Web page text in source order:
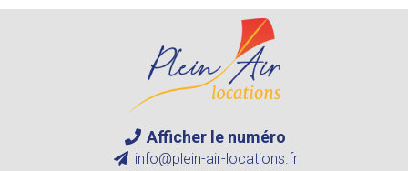
Afficher le numéro
info@plein-air-locations.fr